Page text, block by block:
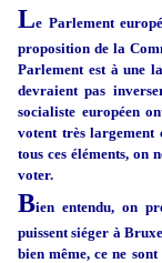
Le Parlement
proposition de la
Parlement est à une
devraient pas
socialiste européen
votent très largement
tous ces éléments,
voter.
Bien entendu, on
puissent siéger à
bien même, ce ne